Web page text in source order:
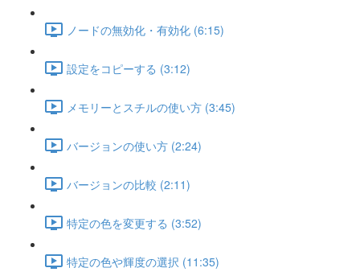
ノードの無効化・有効化 (6:15)
設定をコピーする (3:12)
メモリーとスチルの使い方 (3:45)
バージョンの使い方 (2:24)
バージョンの比較 (2:11)
特定の色を変更する (3:52)
特定の色や輝度の選択 (11:35)